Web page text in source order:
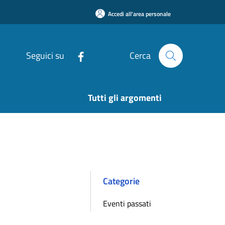
Accedi all'area personale
Seguici su Cerca
Tutti gli argomenti
Categorie
Eventi passati